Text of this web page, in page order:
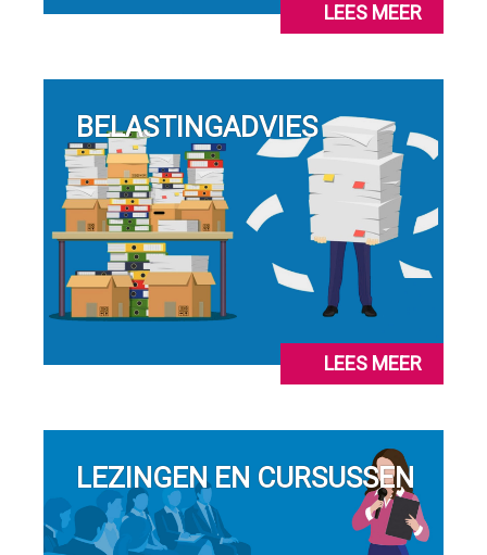
LEES MEER
BELASTINGADVIES
LEES MEER
LEZINGEN EN CURSUSSEN